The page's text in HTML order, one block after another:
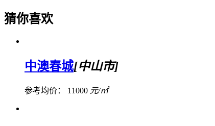
猜你喜欢
中澳春城[中山市]
参考均价： 11000 元/㎡